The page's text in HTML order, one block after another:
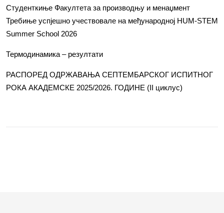
Студенткиње Факултета за производњу и менаџмент
Требиње успјешно учествовале на међународној HUM-STEM
Summer School 2026
Термодинамика – резултати
РАСПОРЕД ОДРЖАВАЊА СЕПТЕМБАРСКОГ ИСПИТНОГ
РОКА АКАДЕМСКЕ 2025/2026. ГОДИНЕ (II циклус)